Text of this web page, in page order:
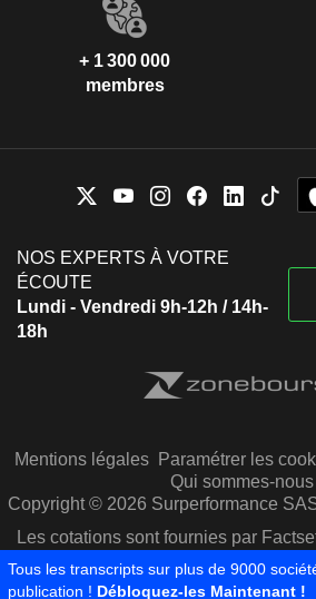
+ 1 300 000
membres
NOS EXPERTS À VOTRE
ÉCOUTE
Lundi - Vendredi 9h-12h / 14h-
18h
Mentions légales Paramétrer les
Qui sommes-
Copyright © 2026 Surperformance
Les cotations sont fournies par
Capital IQ
Tous les transcripts sur plus de 9000
publication ! Débloquez-les Maintenant !